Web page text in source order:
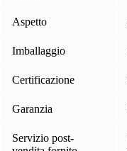
Aspetto
Imballaggio
Certificazione
Garanzia
Servizio post-